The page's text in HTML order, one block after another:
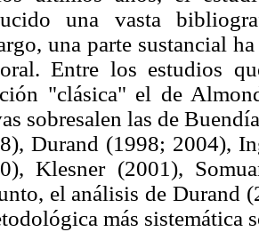
una vasta
una parte sustancial
Entre los estudios
"clásica" el de
sobresalen las de
Durand (1998; 2004),
Klesner (2001),
el análisis de Durand
más sistemática